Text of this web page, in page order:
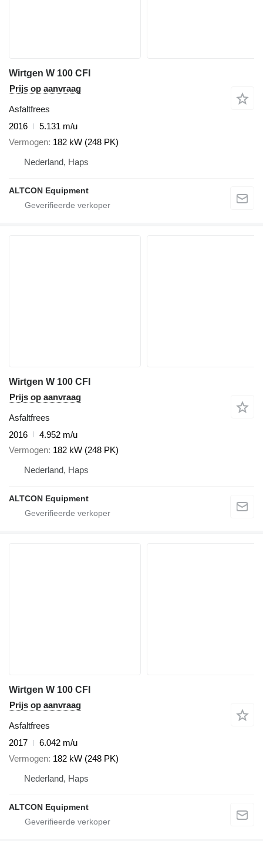
Wirtgen W 100 CFI
Prijs op aanvraag
Asfaltfrees
2016
5.131 m/u
Vermogen 182 kW (248 PK)
Nederland, Haps
ALTCON Equipment
Wirtgen W 100 CFI
Prijs op aanvraag
Asfaltfrees
2016
4.952 m/u
Vermogen 182 kW (248 PK)
Nederland, Haps
ALTCON Equipment
Wirtgen W 100 CFI
Prijs op aanvraag
Asfaltfrees
2017
6.042 m/u
Vermogen 182 kW (248 PK)
Nederland, Haps
ALTCON Equipment